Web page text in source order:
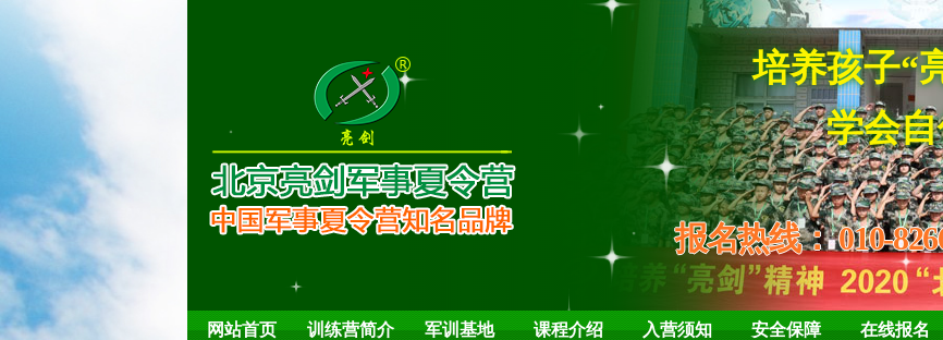
培养
学会自信
报名热线：010-
网站首页 训练营简介 军训基地 课程介绍 入营须知 安全保障 在线报名
队列训练
夏日解暑